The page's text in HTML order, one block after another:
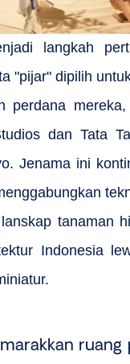
langkah
"pijar" dipilih
perdana
dan Tata
Jenama ini
tanaman
Indonesia
ruang